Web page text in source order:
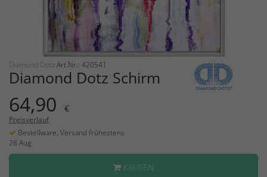
Diamond Dotz Art.Nr.: 420541
Diamond Dotz Schirm
64,90 €
Preisverlauf
Bestellware, Versand frühestens
28 Aug
KAUFEN